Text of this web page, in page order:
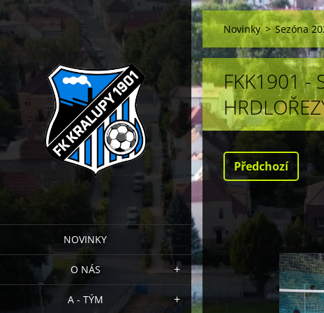
NOVINKY
O NÁS
A - TÝM
Novinky > Sezóna
FKK1901 -
Předchozí